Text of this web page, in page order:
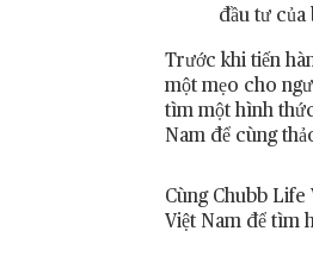
đầu tư của
Trước khi tiến
một mẹo cho
tìm một hình
Nam để cùng
Cùng Chubb Life
Việt Nam để tìm